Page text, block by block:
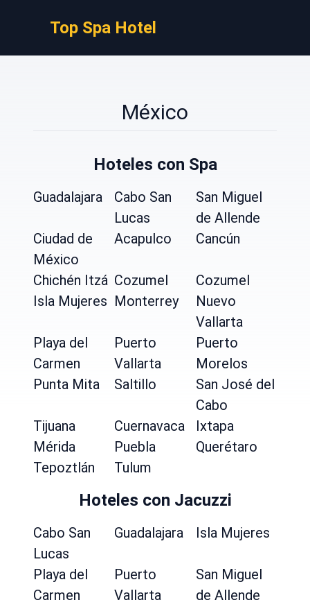
Top Spa Hotel
México
Hoteles con Spa
Guadalajara
Cabo San
Lucas
San Miguel
de Allende
Ciudad de
México
Acapulco Cancún
Chichén Itzá Cozumel
Cozumel
Isla Mujeres Monterrey
Nuevo
Vallarta
Playa del
Carmen
Puerto
Vallarta
Puerto
Morelos
Punta Mita
Saltillo
San José del
Cabo
Tijuana
Cuernavaca
Ixtapa
Mérida
Puebla
Querétaro
Tepoztlán
Tulum
Hoteles con Jacuzzi
Cabo San
Lucas
Guadalajara Isla Mujeres
Playa del
Carmen
Puerto
Vallarta
San Miguel
de Allende